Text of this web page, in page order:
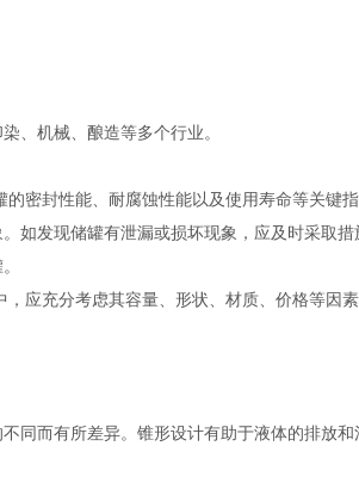
、机械、酿造等多个行业。
密封性能、耐腐蚀性能以及使用寿命等关键指
如发现储罐有泄漏或损坏现象，应及时采取措
应充分考虑其容量、形状、材质、价格等因
同而有所差异。锥形设计有助于液体的排放